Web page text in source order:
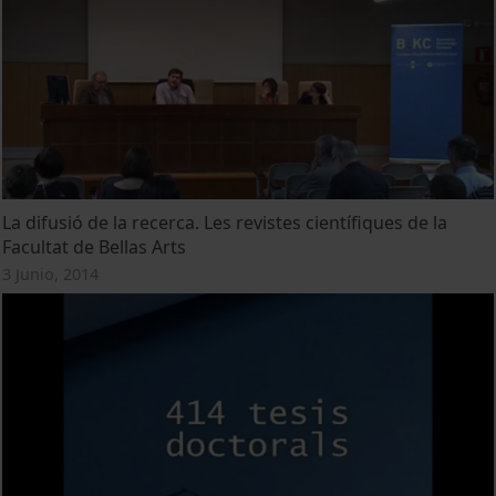
La difusió de la recerca. Les revistes científiques de la
Facultat de Bellas Arts
3 Junio, 2014